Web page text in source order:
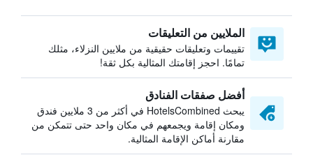
الملايين من التعليقات
تقييمات وتعليقات حقيقية من ملايين النزلاء، مثلك
تمامًا. احجز إقامتك المثالية بكل ثقة!
أفضل صفقات الفنادق
يبحث HotelsCombined في أكثر من 3 ملايين فندق
ومكان إقامة ويجمعهم في مكان واحد حتى تتمكن من
مقارنة أماكن الإقامة المثالية.